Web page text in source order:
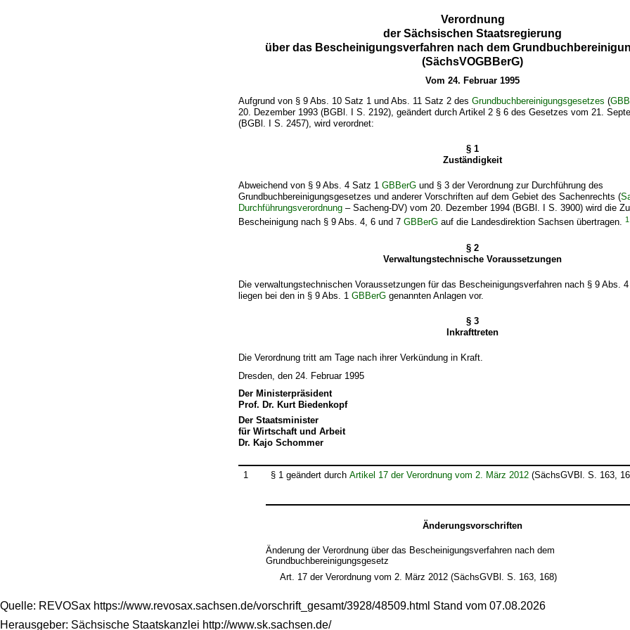
Verordnung
der Sächsischen Staatsregierung
über das Bescheinigungsverfahren nach dem
(SächsVOGBBerG)
Vom 24. Februar 1995
Aufgrund von § 9 Abs. 10 Satz 1 und Abs. 11 Satz 2 desGrundbuchbereinigungsgesetzes (
20. Dezember 1993 (BGBl. I S. 2192), geändert durch Artikel 2 § 6 des Gesetzes vom 21.
(BGBl. I S. 2457), wird verordnet:
§ 1
Zuständigkeit
Abweichend von § 9 Abs. 4 Satz 1GBBerG und § 3 der Verordnung zur Durchführung des
Grundbuchbereinigungsgesetzes und anderer Vorschriften auf dem Gebiet des Sachenrechts (
Durchführungsverordnung – Sacheng-DV) vom 20. Dezember 1994 (BGBl. I S. 3900) wird die
Bescheinigung nach § 9 Abs. 4, 6 und 7GBBerG auf die Landesdirektion Sachsen übertragen.1
§ 2
Verwaltungstechnische Voraussetzungen
Die verwaltungstechnischen Voraussetzungen für das Bescheinigungsverfahren nach § 9 Abs.
liegen bei den in § 9 Abs. 1GBBerG genannten Anlagen vor.
§ 3
Inkrafttreten
Die Verordnung tritt am Tage nach ihrer Verkündung in Kraft.
Dresden, den 24. Februar 1995
Der Ministerpräsident
Prof. Dr. Kurt Biedenkopf
Der Staatsminister
für Wirtschaft und Arbeit
Dr. Kajo Schommer
1 § 1 geändert durchArtikel 17 der Verordnung vom 2. März 2012 (SächsGVBl. S. 163,
Änderungsvorschriften
Änderung der Verordnung über das Bescheinigungsverfahren nach dem
Grundbuchbereinigungsgesetz
Art. 17 der Verordnung vom 2. März 2012 (SächsGVBl. S. 163, 168)
Quelle: REVOSax https://www.revosax.sachsen.de/vorschrift_gesamt/3928/48509.html Stand vom 07.08.2026
Herausgeber: Sächsische Staatskanzlei http://www.sk.sachsen.de/